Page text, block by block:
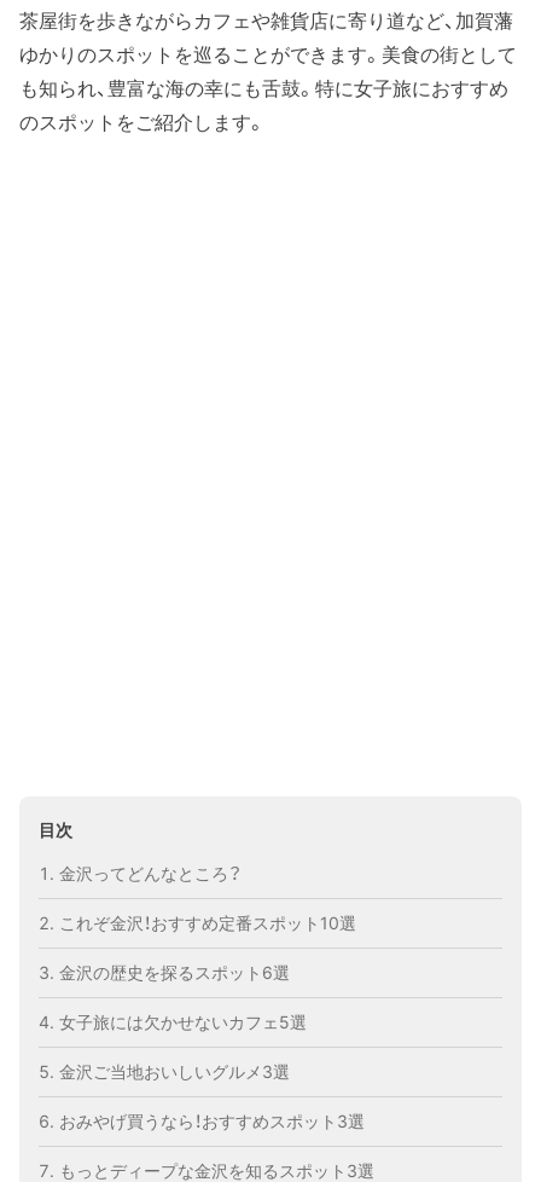
茶屋街を歩きながらカフェや雑貨店に寄り道など、加賀藩
ゆかりのスポットを巡ることができます。美食の街として
も知られ、豊富な海の幸にも舌鼓。特に女子旅におすすめ
のスポットをご紹介します。
目次
金沢ってどんなところ？
これぞ金沢！おすすめ定番スポット10選
金沢の歴史を探るスポット6選
女子旅には欠かせないカフェ5選
金沢ご当地おいしいグルメ3選
おみやげ買うなら！おすすめスポット3選
もっとディープな金沢を知るスポット3選